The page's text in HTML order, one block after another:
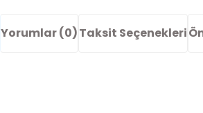
Yorumlar (0)Taksit Seçenekleri